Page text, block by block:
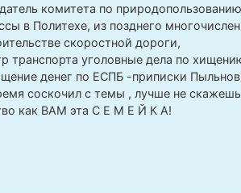
комитета по
в Политехе, из позднего
скоростной дороги,
транспорта уголовные дела по
денег по ЕСПБ -приписки
соскочил с темы , лучше не скажешь
как ВАМ эта С Е М Е Й К А!